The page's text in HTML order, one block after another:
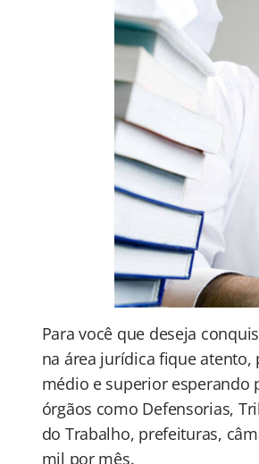
Para você que deseja
na área jurídica fique
médio e superior esperando
órgãos como Defensorias,
do Trabalho, prefeituras,
mil por mês.